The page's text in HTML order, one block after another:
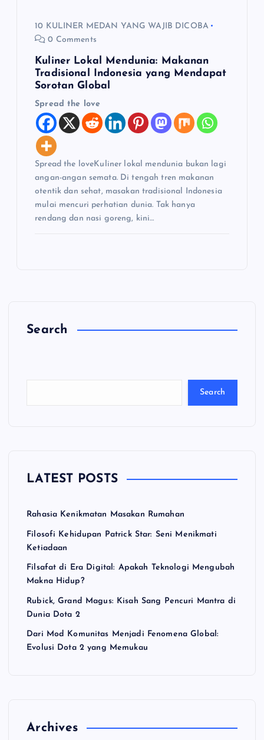
10 KULINER MEDAN YANG WAJIB DICOBA
0 Comments
Kuliner Lokal Mendunia: Makanan
Tradisional Indonesia yang Mendapat
Sorotan Global
Spread the love
Spread the loveKuliner lokal mendunia bukan lagi
angan-angan semata. Di tengah tren makanan
otentik dan sehat, masakan tradisional Indonesia
mulai mencuri perhatian dunia. Tak hanya
rendang dan nasi goreng, kini…
Search
C
Search
LATEST POSTS
Rahasia Kenikmatan Masakan Rumahan
Filosofi Kehidupan Patrick Star: Seni Menikmati
Ketiadaan
Filsafat di Era Digital: Apakah Teknologi Mengubah
Makna Hidup?
Rubick, Grand Magus: Kisah Sang Pencuri Mantra di
Dunia Dota 2
Dari Mod Komunitas Menjadi Fenomena Global:
Evolusi Dota 2 yang Memukau
Archives